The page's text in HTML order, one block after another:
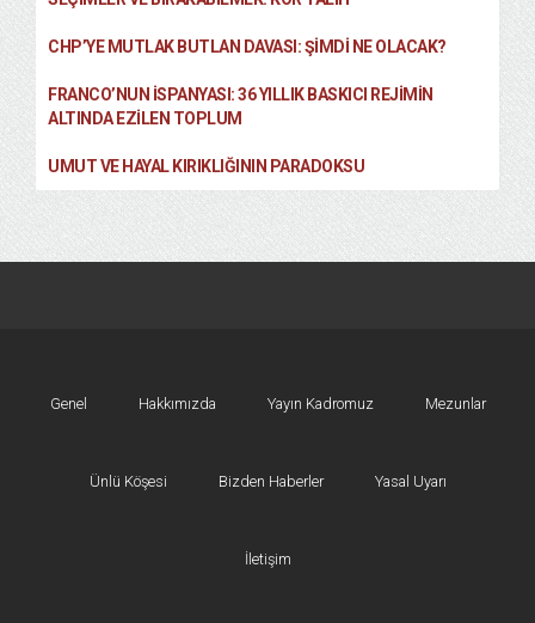
CHP’YE MUTLAK BUTLAN DAVASI: ŞİMDİ NE OLACAK?
FRANCO’NUN İSPANYASI: 36 YILLIK BASKICI REJIMIN
ALTINDA EZILEN TOPLUM
UMUT VE HAYAL KIRIKLIĞININ PARADOKSU
Genel Hakkımızda Yayın Kadromuz Mezunlar
Ünlü Köşesi Bizden Haberler Yasal Uyarı
İletişim